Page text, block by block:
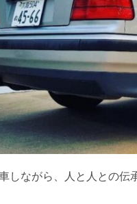
しながら、人と人との